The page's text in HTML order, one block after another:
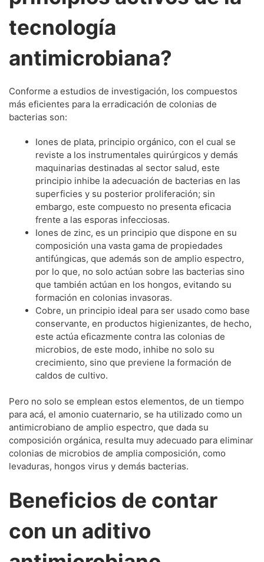
tecnología
antimicrobiana?
Conforme a estudios de investigación, los compuestos
más eficientes para la erradicación de colonias de
bacterias son:
Iones de plata, principio orgánico, con el cual se
reviste a los instrumentales quirúrgicos y demás
maquinarias destinadas al sector salud, este
principio inhibe la adecuación de bacterias en las
superficies y su posterior proliferación; sin
embargo, este compuesto no presenta eficacia
frente a las esporas infecciosas.
Iones de zinc, es un principio que dispone en su
composición una vasta gama de propiedades
antifúngicas, que además son de amplio espectro,
por lo que, no solo actúan sobre las bacterias sino
que también actúan en los hongos, evitando su
formación en colonias invasoras.
Cobre, un principio ideal para ser usado como base
conservante, en productos higienizantes, de hecho,
este actúa eficazmente contra las colonias de
microbios, de este modo, inhibe no solo su
crecimiento, sino que previene la formación de
caldos de cultivo.
Pero no solo se emplean estos elementos, de un tiempo
para acá, el amonio cuaternario, se ha utilizado como un
antimicrobiano de amplio espectro, que dada su
composición orgánica, resulta muy adecuado para eliminar
colonias de microbios de amplia composición, como
levaduras, hongos virus y demás bacterias.
Beneficios de contar
con un aditivo